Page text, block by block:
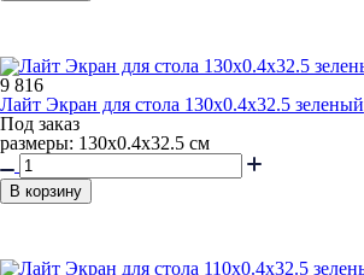
9 816
Лайт Экран для стола 130x0.4x32.5 зеленый
Под заказ
размеры: 130х0.4х32.5 см
В корзину